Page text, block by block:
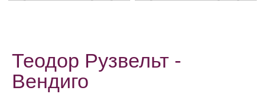
Теодор Рузвельт -
Вендиго